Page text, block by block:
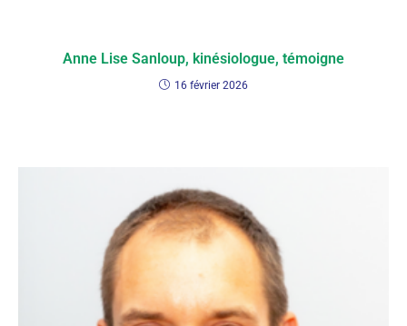
Anne Lise Sanloup, kinésiologue, témoigne
16 février 2026